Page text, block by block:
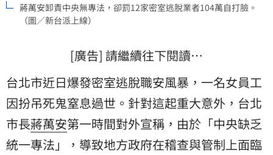
蔣萬安卸責中央無專法，卻罰12家密室逃脫業者104萬自打臉。
（圖／新台派上線）
[廣告] 請繼續往下閱讀…
台北市近日爆發密室逃脫職安風暴，一名女員工
因扮吊死鬼窒息過世。針對這起重大意外，台北
市長蔣萬安第一時間對外宣稱，由於「中央缺乏
統一專法」，導致地方政府在稽查與管制上面臨